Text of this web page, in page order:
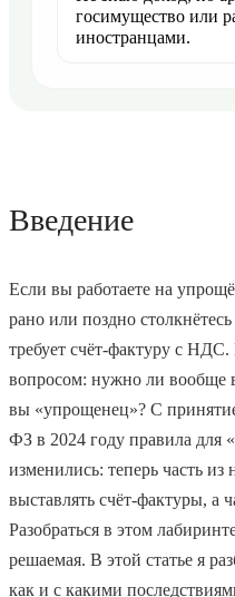
госимущество или
иностранцами.
Введение
Если вы работаете на
рано или поздно
требует счёт-фактуру с
вопросом: нужно ли вообще
вы «упрощенец»? С
ФЗ в 2024 году правила для
изменились: теперь часть
выставлять счёт-фактуры, а
Разобраться в этом
решаемая. В этой статье я
как и с какими